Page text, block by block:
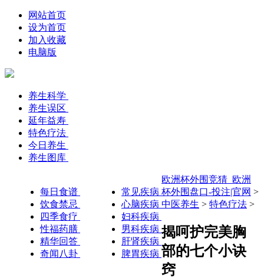
网站首页
设为首页
加入收藏
电脑版
养生科学
养生误区
延年益寿
特色疗法
今日养生
养生图库
每日食谱
饮食禁忌
四季食疗
性福药膳
精华回答
奇闻八卦
常见疾病
心脑疾病
妇科疾病
男科疾病
肝肾疾病
脾胃疾病
欧洲杯外围竞猜_欧洲
杯外围盘口-投注|官网 >
中医养生 > 特色疗法 >
揭呵护完美胸
部的七个小诀
窍